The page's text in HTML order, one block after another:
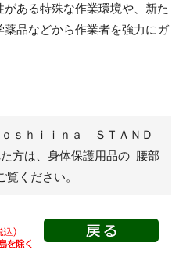
簡易作業衣
サポーター
ある特殊な作業環境や、新た
薬品などから作業者を強力にガ
ｓｈｉｉｎａ ＳＴＡＮＤ
方は、身体保護用品の 腰部
ください。